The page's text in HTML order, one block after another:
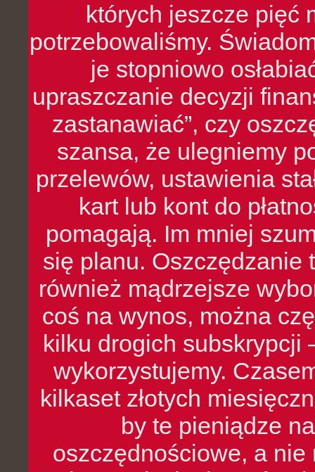
których jeszcze pięć
potrzebowaliśmy.
je stopniowo
upraszczanie decyzji
zastanawiać”, czy
szansa, że ulegniemy
przelewów, ustawienia
kart lub kont do
pomagają. Im mniej
się planu. Oszczędzanie
również mądrzejsze
coś na wynos, można
kilku drogich subskrypcji
wykorzystujemy.
kilkaset złotych
by te pieniądze
oszczędnościowe, a nie